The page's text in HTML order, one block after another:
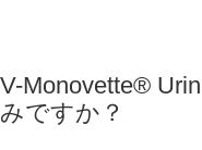
V-Monovette®
みですか？